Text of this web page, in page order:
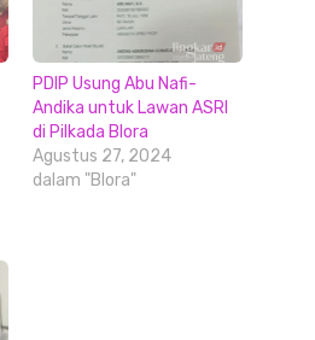
PDIP Usung Abu Nafi-
Andika untuk Lawan ASRI
di Pilkada Blora
Agustus 27, 2024
dalam "Blora"